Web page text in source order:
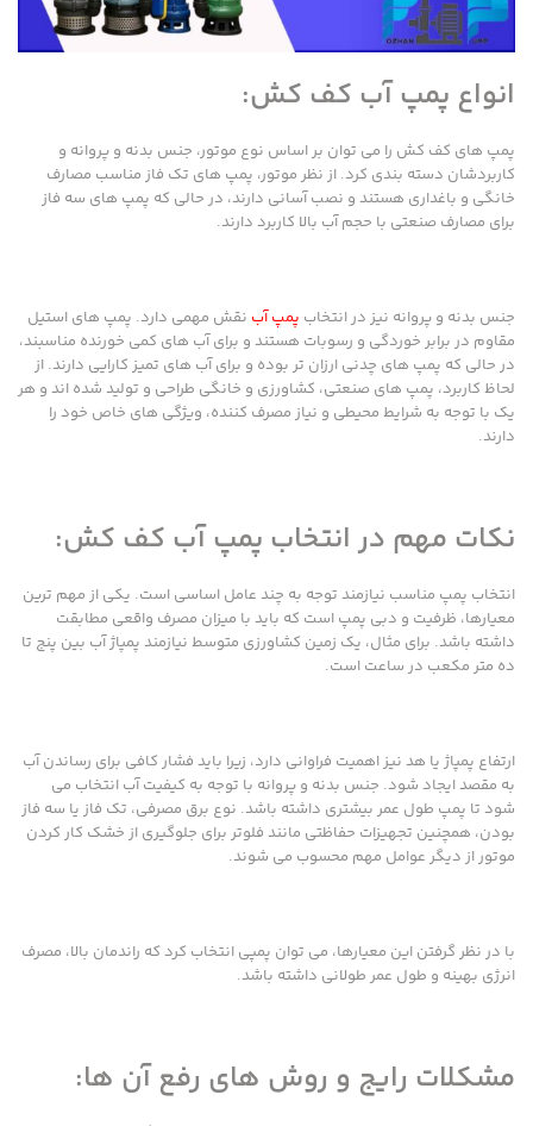
انواع پمپ آب کف کش:
پمپ های کف کش را می توان بر اساس نوع موتور، جنس بدنه و پروانه و
کاربردشان دسته بندی کرد. از نظر موتور، پمپ های تک فاز مناسب مصارف
خانگی و باغداری هستند و نصب آسانی دارند، در حالی که پمپ های سه فاز
برای مصارف صنعتی با حجم آب بالا کاربرد دارند.
جنس بدنه و پروانه نیز در انتخاب پمپ آب نقش مهمی دارد. پمپ های استیل
مقاوم در برابر خوردگی و رسوبات هستند و برای آب های کمی خورنده مناسبند،
در حالی که پمپ های چدنی ارزان تر بوده و برای آب های تمیز کارایی دارند. از
لحاظ کاربرد، پمپ های صنعتی، کشاورزی و خانگی طراحی و تولید شده اند و هر
یک با توجه به شرایط محیطی و نیاز مصرف کننده، ویژگی های خاص خود را
دارند.
نکات مهم در انتخاب پمپ آب کف کش:
انتخاب پمپ مناسب نیازمند توجه به چند عامل اساسی است. یکی از مهم ترین
معیارها، ظرفیت و دبی پمپ است که باید با میزان مصرف واقعی مطابقت
داشته باشد. برای مثال، یک زمین کشاورزی متوسط نیازمند پمپاژ آب بین پنج تا
ده متر مکعب در ساعت است.
ارتفاع پمپاژ یا هد نیز اهمیت فراوانی دارد، زیرا باید فشار کافی برای رساندن آب
به مقصد ایجاد شود. جنس بدنه و پروانه با توجه به کیفیت آب انتخاب می
شود تا پمپ طول عمر بیشتری داشته باشد. نوع برق مصرفی، تک فاز یا سه فاز
بودن، همچنین تجهیزات حفاظتی مانند فلوتر برای جلوگیری از خشک کار کردن
موتور از دیگر عوامل مهم محسوب می شوند.
با در نظر گرفتن این معیارها، می توان پمپی انتخاب کرد که راندمان بالا، مصرف
انرژی بهینه و طول عمر طولانی داشته باشد.
مشکلات رایج و روش های رفع آن ها: